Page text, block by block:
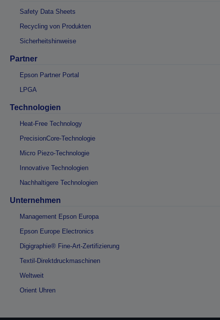
Safety Data Sheets
Recycling von Produkten
Sicherheitshinweise
Partner
Epson Partner Portal
LPGA
Technologien
Heat-Free Technology
PrecisionCore-Technologie
Micro Piezo-Technologie
Innovative Technologien
Nachhaltigere Technologien
Unternehmen
Management Epson Europa
Epson Europe Electronics
Digigraphie® Fine-Art-Zertifizierung
Textil-Direktdruckmaschinen
Weltweit
Orient Uhren